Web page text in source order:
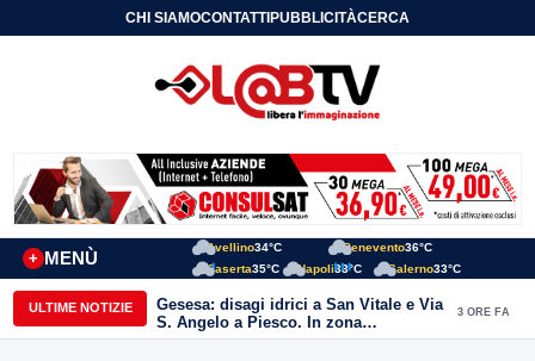
CHI SIAMOCONTATTIPUBBLICITÀCERCA
MENÙ
+
Avellino34°C Benevento36°C
Caserta35°C Napoli33°C Salerno33°C
ULTIME NOTIZIE
Gesesa: disagi idrici a San Vitale e Via
S. Angelo a Piesco. In zona
posizionata l’autobotte
3 ORE FA